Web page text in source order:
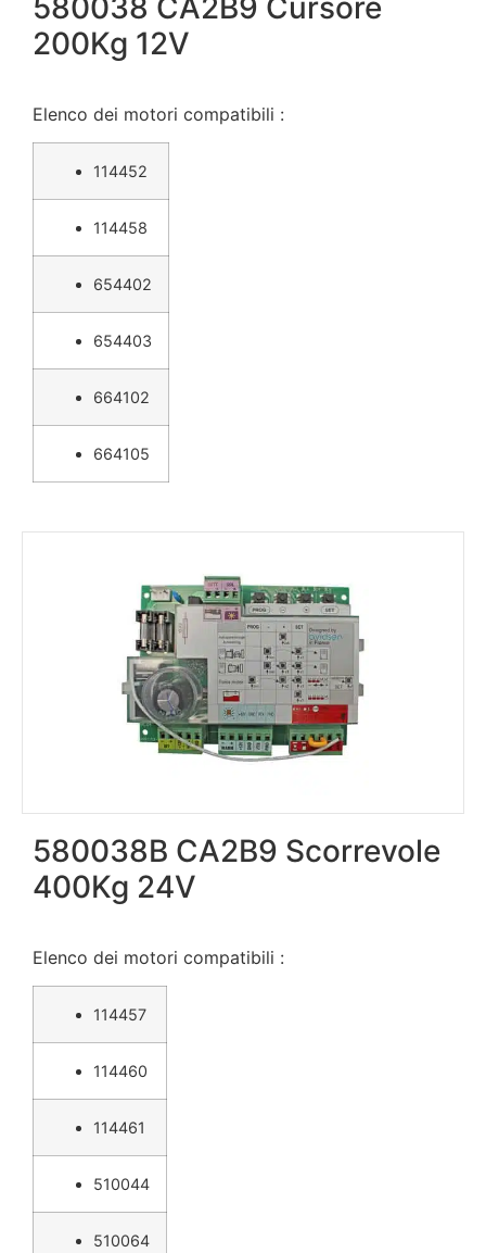
580038 CA2B9 Cursore
200Kg 12V
Elenco dei motori compatibili :
114452
114458
654402
654403
664102
664105
580038B CA2B9 Scorrevole
400Kg 24V
Elenco dei motori compatibili :
114457
114460
114461
510044
510064